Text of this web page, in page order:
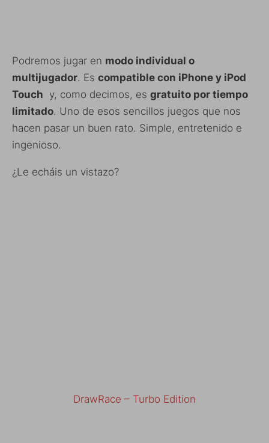
Podremos jugar en modo individual o
multijugador. Es compatible con iPhone y iPod
Touch y, como decimos, es gratuito por tiempo
limitado. Uno de esos sencillos juegos que nos
hacen pasar un buen rato. Simple, entretenido e
ingenioso.
¿Le echáis un vistazo?
DrawRace – Turbo Edition